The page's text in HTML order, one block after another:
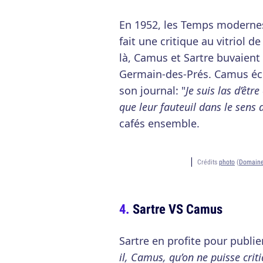
En 1952, les Temps
fait une critique au vitriol de
là, Camus et Sartre
Germain-des-Prés. Camus
son journal: "Je suis las
que leur fauteuil dans le sens
cafés ensemble.
Crédits photo (
Sartre VS Camus
Sartre en profite pour
il, Camus, qu’on ne puisse